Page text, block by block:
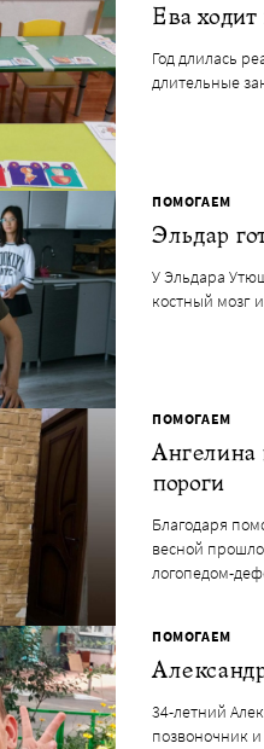
Ева
Год длилась
длительные
ПОМОГАЕМ
Эльдар
У Эльдара
костный мозг
ПОМОГАЕМ
Ангелина
пороги
Благодаря
весной
логопедом-
ПОМОГАЕМ
34-летний
позвоночник